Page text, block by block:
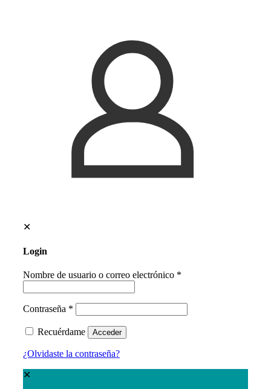
✕
Login
Nombre de usuario o correo electrónico *
Contraseña *
Recuérdame Acceder
¿Olvidaste la contraseña?
✕